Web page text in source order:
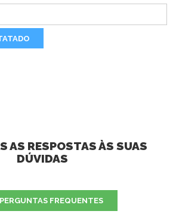
AS RESPOSTAS ÀS SUAS
DÚVIDAS
FREQUENTES